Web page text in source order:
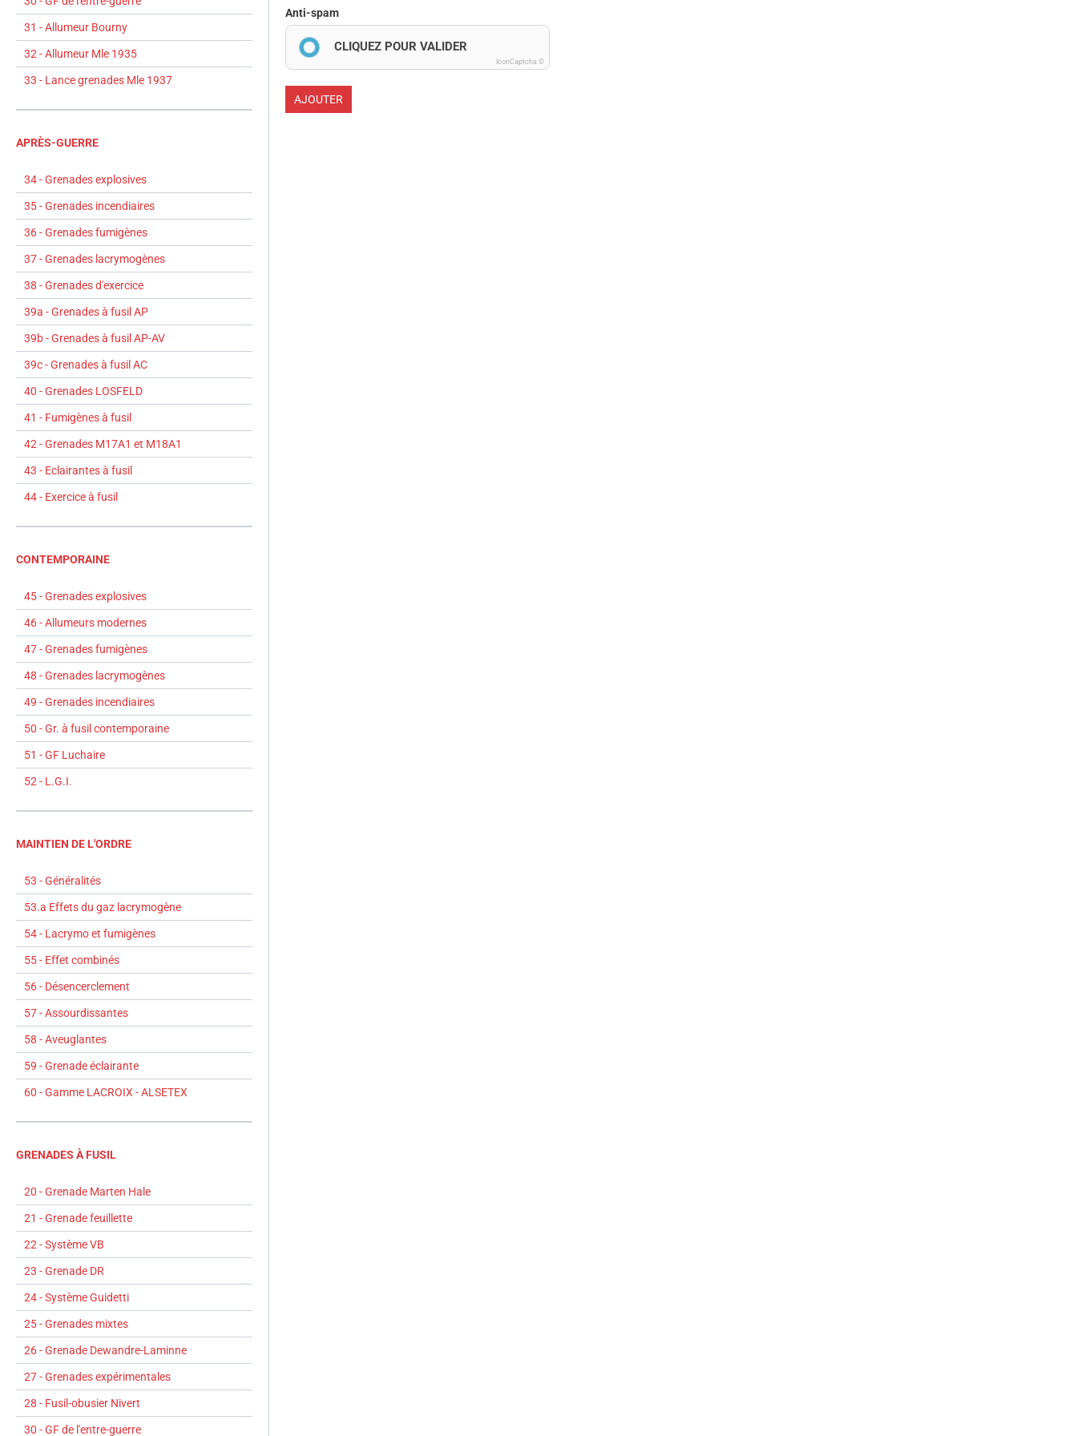
Anti-spam
CLIQUEZ POUR VALIDER
IconCaptcha ©
AJOUTER
31 - Allumeur Bourny
32 - Allumeur Mle 1935
33 - Lance grenades Mle 1937
APRÈS-GUERRE
34 - Grenades explosives
35 - Grenades incendiaires
36 - Grenades fumigènes
37 - Grenades lacrymogènes
38 - Grenades d'exercice
39a - Grenades à fusil AP
39b - Grenades à fusil AP-AV
39c - Grenades à fusil AC
40 - Grenades LOSFELD
41 - Fumigènes à fusil
42 - Grenades M17A1 et M18A1
43 - Eclairantes à fusil
44 - Exercice à fusil
CONTEMPORAINE
45 - Grenades explosives
46 - Allumeurs modernes
47 - Grenades fumigènes
48 - Grenades lacrymogènes
49 - Grenades incendiaires
50 - Gr. à fusil contemporaine
51 - GF Luchaire
52 - L.G.I.
MAINTIEN DE L'ORDRE
53 - Généralités
53.a Effets du gaz lacrymogène
54 - Lacrymo et fumigènes
55 - Effet combinés
56 - Désencerclement
57 - Assourdissantes
58 - Aveuglantes
59 - Grenade éclairante
60 - Gamme LACROIX - ALSETEX
GRENADES À FUSIL
20 - Grenade Marten Hale
21 - Grenade feuillette
22 - Système VB
23 - Grenade DR
24 - Système Guidetti
25 - Grenades mixtes
26 - Grenade Dewandre-Laminne
27 - Grenades expérimentales
28 - Fusil-obusier Nivert
30 - GF de l'entre-guerre